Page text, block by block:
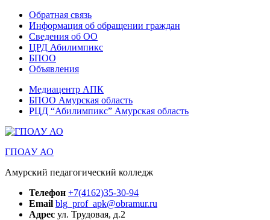
Обратная связь
Информация об обращении граждан
Сведения об ОО
ЦРД Абилимпикс
БПОО
Объявления
Медиацентр АПК
БПОО Амурская область
РЦД “Абилимпикс” Амурская область
ГПОАУ АО
Амурский педагогический колледж
Телефон +7(4162)35-30-94
Email blg_prof_apk@obramur.ru
Адрес ул. Трудовая, д.2